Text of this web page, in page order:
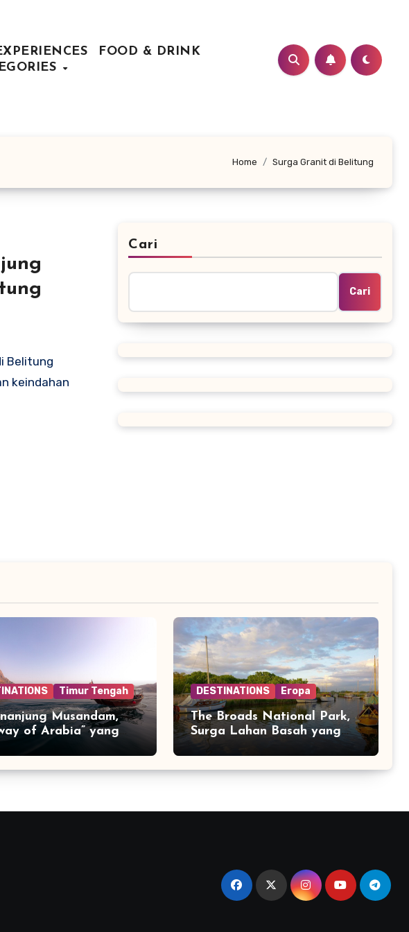
FOOD & DRINK
Home Surga Granit di Belitung
Belitung
keindahan
Cari
Cari
Timur Tengah
Musandam,
of Arabia” yang
DESTINATIONS Eropa
The Broads National Park,
Surga Lahan Basah yang
Tenang di Inggris Timur